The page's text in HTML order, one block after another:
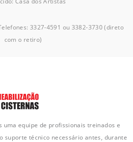
3327-4591 ou 3382-3730 (direto
com o retiro)
uma equipe de profissionais treinados e
suporte técnico necessário antes, durante